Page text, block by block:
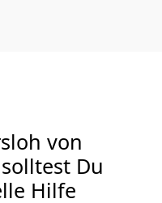
von
Du
Hilfe